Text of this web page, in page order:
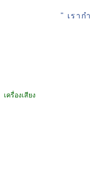
" เรา
เครื่องเสียง